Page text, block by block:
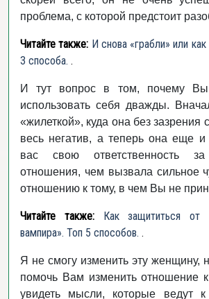
проблема, с которой предстоит
Читайте также: И снова «грабли» или
3 способа. .
И тут вопрос в том, почему Вы
использовать себя дважды.
«жилеткой», куда она без зазрения
весь негатив, а теперь она еще
вас свою ответственность
отношения, чем вызвала сильное
отношению к тому, в чем Вы не
Читайте также:
Как защититься от
вампира». Топ 5 способов. .
Я не смогу изменить эту женщину,
помочь Вам изменить отношение к
увидеть мысли, которые ведут